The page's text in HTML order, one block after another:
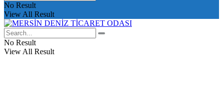
No Result
View All Result
No Result
View All Result